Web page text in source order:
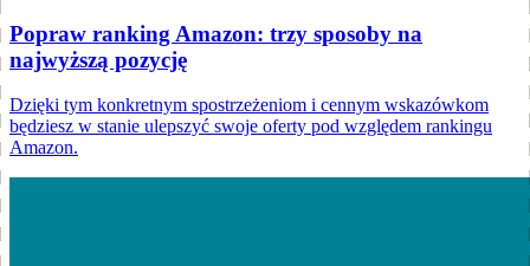
Popraw ranking Amazon: trzy sposoby na
najwyższą pozycję
Dzięki tym konkretnym spostrzeżeniom i cennym wskazówkom
będziesz w stanie ulepszyć swoje oferty pod względem rankingu
Amazon.